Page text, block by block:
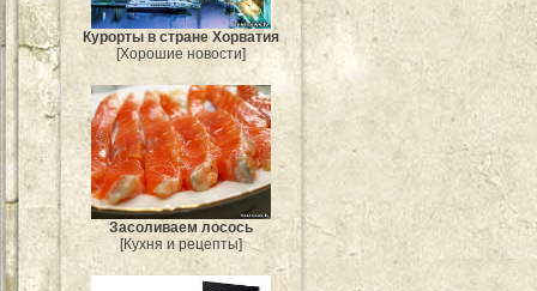
Курорты в стране Хорватия
[Хорошие новости]
Засоливаем лосось
[Кухня и рецепты]